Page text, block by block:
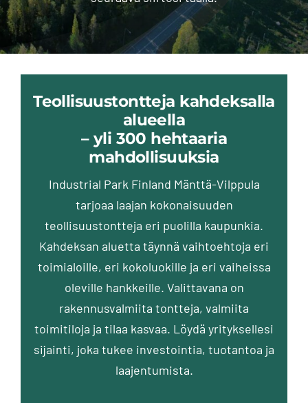
Teollisuustontteja kahdeksalla
alueella
– yli 300 hehtaaria
mahdollisuuksia
Industrial Park Finland Mänttä-Vilppula
tarjoaa laajan kokonaisuuden
teollisuustontteja eri puolilla kaupunkia.
Kahdeksan aluetta täynnä vaihtoehtoja eri
toimialoille, eri kokoluokille ja eri vaiheissa
oleville hankkeille. Valittavana on
rakennusvalmiita tontteja, valmiita
toimitiloja ja tilaa kasvaa. Löydä yrityksellesi
sijainti, joka tukee investointia, tuotantoa ja
laajentumista.